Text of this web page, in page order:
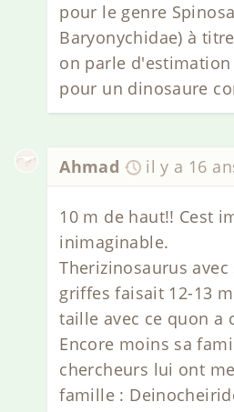
pour le genre
Baryonychidae) à
on parle
pour un dinosaure
Ahmad il y a 16
10 m de haut!! Cest
inimaginable.
Therizinosaurus avec
griffes faisait 12-13
taille avec ce quon a
Encore moins sa
chercheurs lui ont
famille :